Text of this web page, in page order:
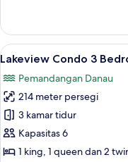
mandi
(3
Bedroom
/2
Bath
Premium
Condo-
Suite)
Kondominium
Premium,
3
tidur,
2
kamar
mandi
(3
Bedroom
/2
Lihat
semua
foto
untuk
Lakeview
Condo
3
11
Lakeview Condo 3
Pemandangan Danau
214 meter persegi
3 kamar tidur
Kapasitas 6
1 king, 1 queen dan 2